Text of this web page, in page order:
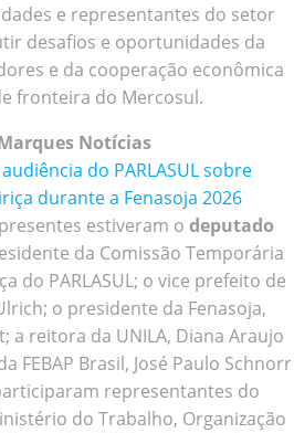
e representantes do setor
desafios e oportunidades da
e da cooperação econômica
fronteira do Mercosul.
Notícias
do PARLASUL sobre
durante a Fenasoja 2026
estiveram o deputado
da Comissão Temporária
do PARLASUL; o vice prefeito de
o presidente da Fenasoja,
a reitora da UNILA, Diana Araujo
FEBAP Brasil, José Paulo Schnorr
representantes do
do Trabalho, Organização